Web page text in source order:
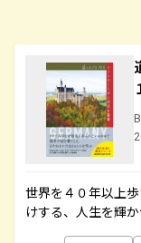
世界を４０年以上
けする、人生を輝